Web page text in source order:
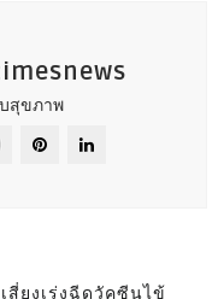
สุขภาพ
สี่ยงเร่งฉีดวัคซีนไข้